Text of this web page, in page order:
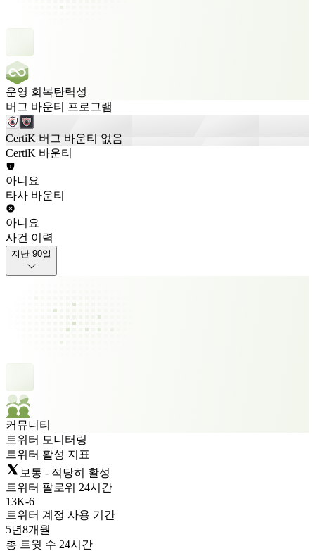
운영 회복탄력성
버그 바운티 프로그램
CertiK 버그 바운티 없음
CertiK 바운티
아니요
타사 바운티
아니요
사건 이력
지난 90일
커뮤니티
트위터 모니터링
트위터 활성 지표
보통 - 적당히 활성
트위터 팔로워 24시간
13K-6
트위터 계정 사용 기간
5년8개월
총 트윗 수 24시간